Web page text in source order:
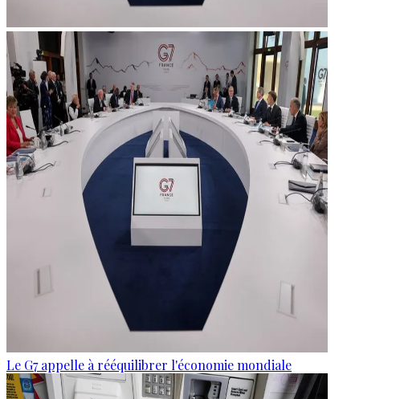
Le G7 appelle à rééquilibrer l'économie mondiale